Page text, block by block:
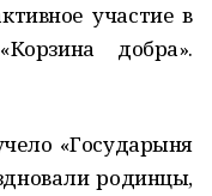
участие в
добра».
«Государыня
родинцы,